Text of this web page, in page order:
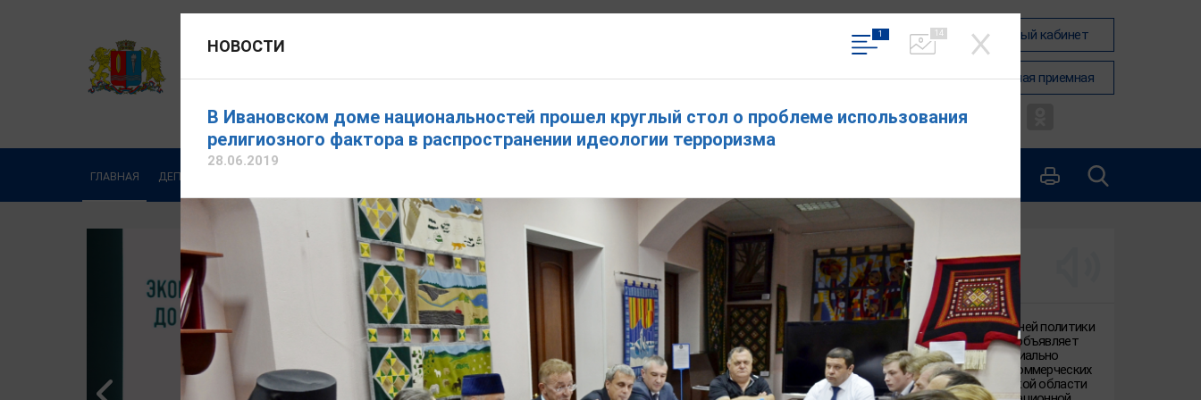
Вход в личный кабинет
Общественная приемная
ГЛАВНАЯ ДЕПАРТАМЕНТ
АКТУАЛЬНО
Департамент внутренней политики
Ивановской области объявляет
отбор в 2026 году социально
ориентированных некоммерческих
организаций Ивановской области
Написать обращение
из1Скачать фото
НОВОСТИ
1 14
В Ивановском доме национальностей прошел круглый стол о проблеме использования
религиозного фактора в распространении идеологии терроризма
28.06.2019